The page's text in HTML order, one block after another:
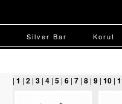
Silver Bar Korut
| 1 | 2 | 3 | 4 | 5 | 6 | 7 | 8 | 9 | 10 |